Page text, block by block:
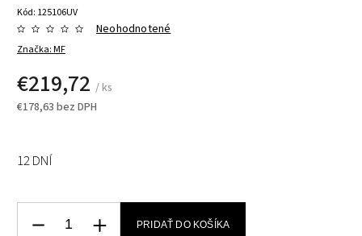
Kód: 125106UV
Značka:MF
Neohodnotené
€219,72 / ks
€178,63 bez DPH
12 DNÍ
PRIDAŤ DO KOŠÍKA